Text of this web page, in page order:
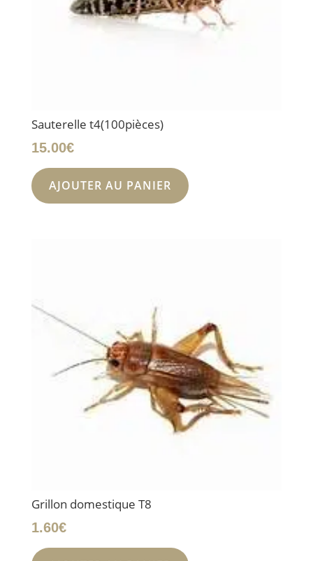
Sauterelle t4(100pièces)
15.00€
AJOUTER AU PANIER
Grillon domestique T8
1.60€